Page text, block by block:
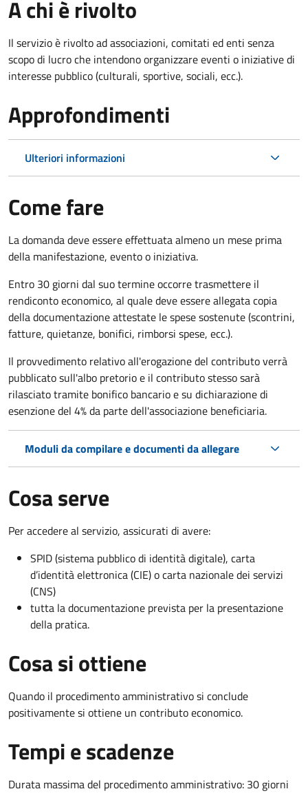
A chi è rivolto
Il servizio è rivolto ad associazioni, comitati ed enti senza
scopo di lucro che intendono organizzare eventi o iniziative di
interesse pubblico (culturali, sportive, sociali, ecc.).
Approfondimenti
Ulteriori informazioni
Come fare
La domanda deve essere effettuata almeno un mese prima
della manifestazione, evento o iniziativa.
Entro 30 giorni dal suo termine occorre trasmettere il
rendiconto economico, al quale deve essere allegata copia
della documentazione attestate le spese sostenute (scontrini,
fatture, quietanze, bonifici, rimborsi spese, ecc.).
Il provvedimento relativo all'erogazione del contributo verrà
pubblicatosull'albo pretorio e il contributo stesso sarà
rilasciato tramite bonifico bancario e su dichiarazione di
esenzione del 4% da parte dell'associazione beneficiaria.
Moduli da compilare e documenti da allegare
Cosa serve
Per accedere al servizio, assicurati di avere:
SPID (sistema pubblico di identità digitale), carta
d’identità elettronica (CIE) o carta nazionale dei servizi
(CNS)
tutta la documentazione prevista per la presentazione
della pratica.
Cosa si ottiene
Quando il procedimento amministrativo si conclude
positivamente si ottiene un contributo economico.
Tempi e scadenze
Durata massima del procedimento amministrativo: 30 giorni